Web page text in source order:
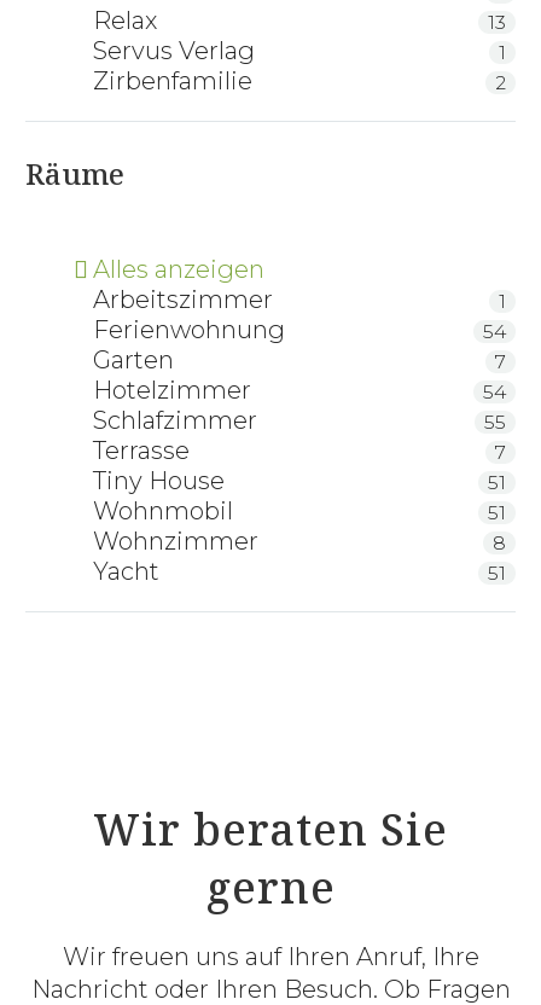
Relax 13
Servus Verlag 1
Zirbenfamilie 2
Räume
Alles anzeigen
Arbeitszimmer
1
Ferienwohnung 54
Garten 7
Hotelzimmer 54
Schlafzimmer 55
Terrasse 7
Tiny House 51
Wohnmobil 51
Wohnzimmer 8
Yacht 51
Wir beraten Sie
gerne
Wir freuen uns auf Ihren Anruf, Ihre
Nachricht oder Ihren Besuch. Ob Fragen